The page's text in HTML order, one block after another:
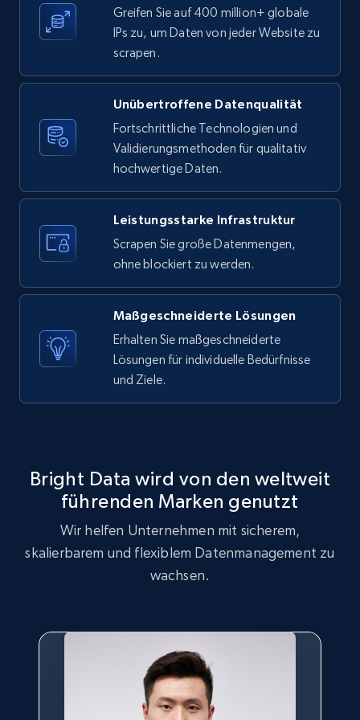
Category id, Product id, Product name, Price,
Currency, Colour code, Colour, Description, and
208+ Gratis testen
Zara - Products - discovery by category url
Category id, Product id, Product name, Price,
Currency, Colour code, Colour, Description, and
more.
Best Buy products
URL, Product id, Title, Images, Final price,
Currency, Discount, Initial price, and more.
Best Buy products - Collect data on
products using specified keywords
URL, Product id, Title, Images, Final price,
1.1K+ 149+ Gratis testen
Greifen Sie auf 400 million+ globale
IPs zu, um Daten von jeder Website zu
scrapen.
Unübertroffene Datenqualität
Fortschrittliche Technologien und
Validierungsmethoden für qualitativ
hochwertige Daten.
Leistungsstarke Infrastruktur
Scrapen Sie große Datenmengen,
ohne blockiert zu werden.
Maßgeschneiderte Lösungen
Erhalten Sie maßgeschneiderte
Lösungen für individuelle Bedürfnisse
und Ziele.
Bright Data wird von den weltweit
führenden Marken genutzt
Wir helfen Unternehmen mit sicherem,
skalierbarem und flexiblem Datenmanagement zu
wachsen.